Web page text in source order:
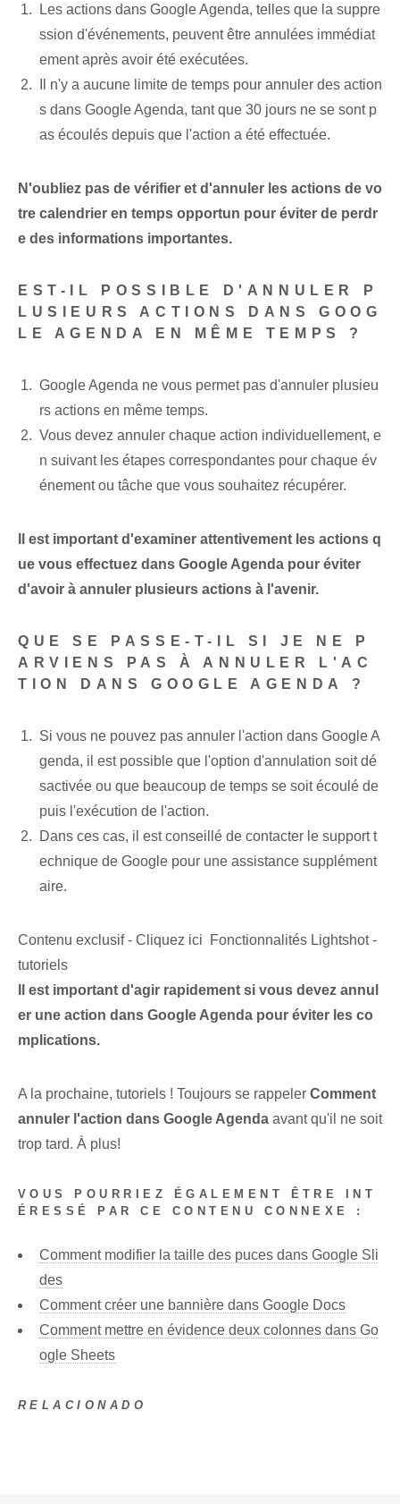
Les actions dans Google Agenda, telles que la suppre
ssion d'événements, peuvent être annulées immédiat
ement après avoir été exécutées.
Il n'y a aucune limite de temps pour annuler des action
s dans Google Agenda, tant que 30 jours ne se sont p
as écoulés depuis que l'action a été effectuée.
N'oubliez pas de vérifier et d'annuler les actions de vo
tre calendrier en temps opportun pour éviter de perdr
e des informations importantes.
EST-IL POSSIBLE D'ANNULER P
LUSIEURS ACTIONS DANS GOOG
LE AGENDA EN MÊME TEMPS ?
Google Agenda ne vous permet pas d'annuler plusieu
rs actions en même temps.
Vous devez annuler chaque action individuellement, e
n suivant les étapes correspondantes pour chaque év
énement ou tâche que vous souhaitez récupérer.
Il est important d'examiner attentivement les actions q
ue vous effectuez dans Google Agenda pour éviter
d'avoir à annuler plusieurs actions à l'avenir.
QUE SE PASSE-T-IL SI JE NE P
ARVIENS PAS À ANNULER L'AC
TION DANS GOOGLE AGENDA ?
Si vous ne pouvez pas annuler l'action dans Google A
genda, il est possible que l'option d'annulation soit dé
sactivée ou que beaucoup de temps se soit écoulé de
puis l'exécution de l'action.
Dans ces cas, il est conseillé de contacter le support t
echnique de Google pour une assistance supplément
aire.
Contenu exclusif - Cliquez ici Fonctionnalités Lightshot -
tutoriels
Il est important d'agir rapidement si vous devez annul
er une action dans Google Agenda pour éviter les co
mplications.
A la prochaine, tutoriels ! Toujours se rappeler Comment
annuler l'action dans Google Agenda avant qu'il ne soit
trop tard. À plus!
VOUS POURRIEZ ÉGALEMENT ÊTRE INT
ÉRESSÉ PAR CE CONTENU CONNEXE :
Comment modifier la taille des puces dans Google Sli
des
Comment créer une bannière dans Google Docs
Comment mettre en évidence deux colonnes dans Go
ogle Sheets
RELACIONADO